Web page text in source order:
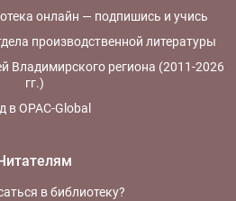
онлайн — подпишись и учись
производственной литературы
Владимирского региона (2011-2026
гг.)
в OPAC-Global
в библиотеку?